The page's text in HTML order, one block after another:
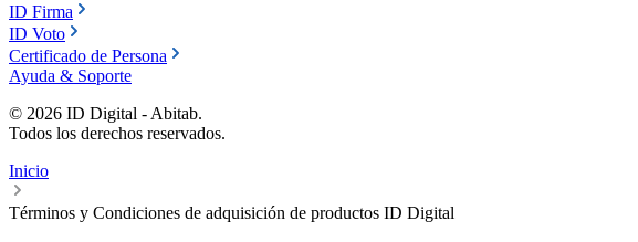
ID Firma
ID Voto
Certificado de Persona
Ayuda & Soporte
© 2026 ID Digital - Abitab.
Todos los derechos reservados.
Inicio
Términos y Condiciones de adquisición de productos ID Digital